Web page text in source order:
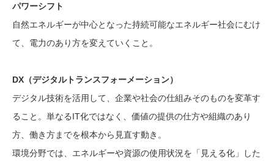
パワーシフト
自然エネルギーが中心となった持続可能なエネルギー社会にむけ
て、電力のあり方を変えていくこと。
DX（デジタルトランスフォーメーション）
デジタル技術を活用して、企業や社会の仕組みそのものを変革す
ること。単なるIT化ではなく、価値の提供の仕方や組織のあり
方、働き方までを根本から見直す動き。
環境分野では、エネルギーや資源の使用状況を「見える化」した